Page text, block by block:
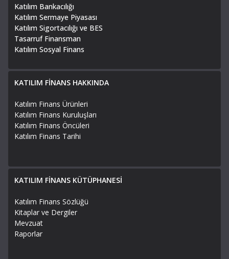
Katılım Bankacılığı
Katılım Sermaye Piyasası
Katılım Sigortacılığı ve BES
Tasarruf Finansman
Katılım Sosyal Finans
KATILIM FİNANS HAKKINDA
Katılım Finans Ürünleri
Katılım Finans Kuruluşları
Katılım Finans Öncüleri
Katılım Finans Tarihi
KATILIM FİNANS KÜTÜPHANESİ
Katılım Finans Sözlüğü
Kitaplar ve Dergiler
Mevzuat
Raporlar